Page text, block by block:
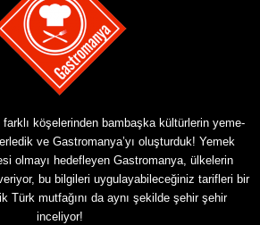
farklı köşelerinden bambaşka kültürlerin yeme-
ve Gastromanya’yı oluşturduk! Yemek
olmayı hedefleyen Gastromanya, ülkelerin
bu bilgileri uygulayabileceğiniz tarifleri bir
Türk mutfağını da aynı şekilde şehir şehir
inceliyor!